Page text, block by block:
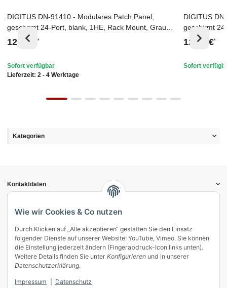
Wie wir Cookies & Co nutzen
Durch Klicken auf „Alle akzeptieren“ gestatten Sie den Einsatz
folgender Dienste auf unserer Website: YouTube, Vimeo. Sie können
die Einstellung jederzeit ändern (Fingerabdruck-Icon links unten).
Weitere Details finden Sie unter Konfigurieren und in unserer
Datenschutzerklärung.
Impressum Datenschutz
Top
DIGITUS DN-91410 - Modulares Patch Panel,
geschirmt 24-Port, blank, 1HE, Rack Mount, Grau
RAL 7035
12,38 € *
Sofort verfügbar
Lieferzeit: 2 - 4 Werktage
Top
DIGITUS
geschirmt
Schwarz
12,14 €*
Sofort
Kategorien
Kontaktdaten
Informationen
Gesetzliche Informationen
Vertrag widerrufen
Zahlung & Versand
Mein Kundenkonto
Streitschlichtung
Unsere Herstellermarken